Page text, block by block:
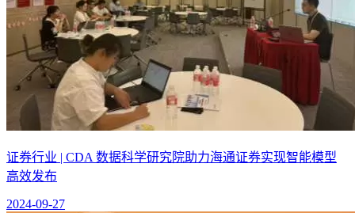
证券行业 | CDA 数据科学研究院助力海通证券实现智能模型
高效发布
2024-09-27